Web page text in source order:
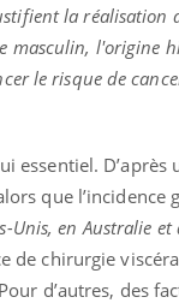
la réalisation
masculin, l'origine
le risque de
essentiel. D’après
que l’incidence
Unis, en Australie
de chirurgie
d’autres, des